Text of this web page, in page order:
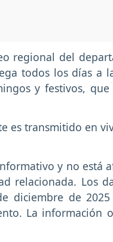
regional del
todos los días a
y festivos,
es transmitido en
y no está
relacionada. Los
diciembre de
La información